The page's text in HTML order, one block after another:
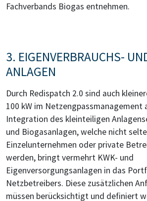
Fachverbands Biogas entnehmen.
3. EIGENVERBRAUCHS-
ANLAGEN
Durch Redispatch 2.0 sind auch
100 kW im Netzengpassmanagement
Integration des kleinteiligen
und Biogasanlagen, welche nicht
Einzelunternehmen oder private
werden, bringt vermehrt KWK- und
Eigenversorgungsanlagen in das
Netzbetreibers. Diese zusätzlichen
müssen berücksichtigt und definiert